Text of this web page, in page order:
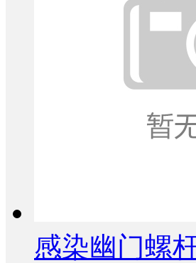
感染幽门螺